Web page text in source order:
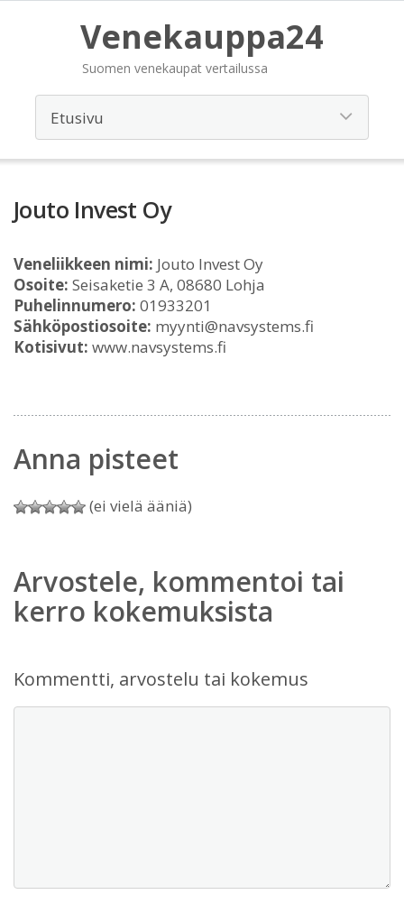
Venekauppa24
Suomen venekaupat vertailussa
Jouto Invest Oy
Veneliikkeen nimi: Jouto Invest Oy
Osoite: Seisaketie 3 A, 08680 Lohja
Puhelinnumero: 01933201
Sähköpostiosoite: myynti@navsystems.fi
Kotisivut: www.navsystems.fi
Anna pisteet
(ei vielä ääniä)
Arvostele, kommentoi tai
kerro kokemuksista
Kommentti, arvostelu tai kokemus